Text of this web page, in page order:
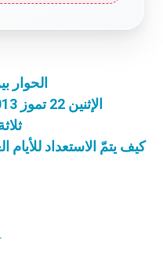
الحوار
الإثنين 22 تموز 2013: برنامج البابا فرنسيس
كيف يتمّ الاستعداد للأيام